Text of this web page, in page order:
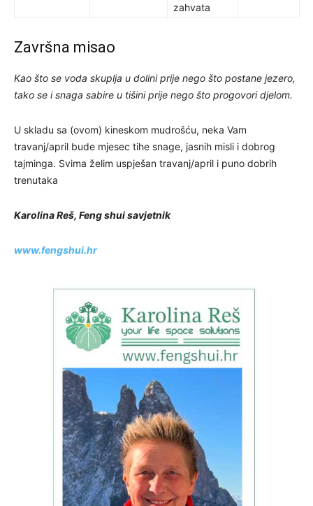
zahvata
Završna misao
Kao što se voda skuplja u dolini prije nego što postane jezero,
tako se i snaga sabire u tišini prije nego što progovori djelom.
U skladu sa (ovom) kineskom mudrošću, neka Vam
travanj/april bude mjesec tihe snage, jasnih misli i dobrog
tajminga. Svima želim uspješan travanj/april i puno dobrih
trenutaka
Karolina Reš, Feng shui savjetnik
www.fengshui.hr